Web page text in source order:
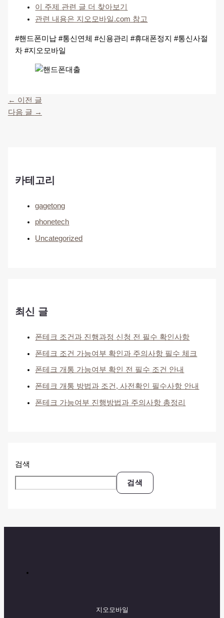
이 주제 관련 글 더 찾아보기
관련 내용은 지오모바일.com 참고
#핸드폰미납 #통신연체 #신용관리 #휴대폰정지 #통신사절
차 #지오모바일
← 이전 글
다음 글 →
카테고리
gagetong
phonetech
Uncategorized
최신 글
폰테크 조건과 진행과정 신청 전 필수 확인사항
폰테크 조건 가능여부 확인과 주의사항 필수 체크
폰테크 개통 가능여부 확인 전 필수 조건 안내
폰테크 개통 방법과 조건, 사전확인 필수사항 안내
폰테크 가능여부 진행방법과 주의사항 총정리
검색
검색
지오모바일